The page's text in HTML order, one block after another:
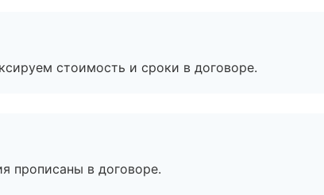
стоимость и сроки в договоре.
прописаны в договоре.